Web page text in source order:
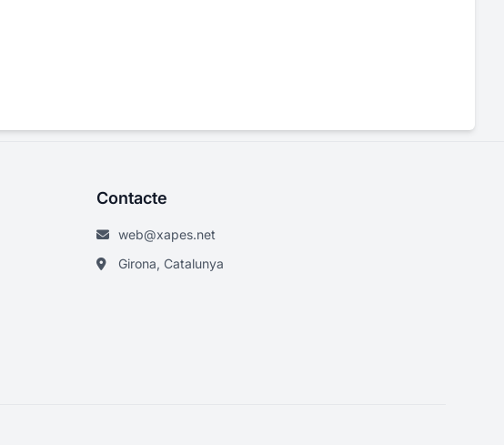
Contacte
web@xapes.net
Girona, Catalunya